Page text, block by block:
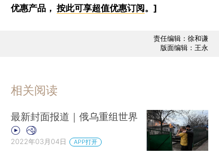
优惠产品，按此可享超值优惠订阅。]
责任编辑：徐和谦
版面编辑：王永
相关阅读
最新封面报道｜俄乌重组世界
2022年03月04日 APP打开